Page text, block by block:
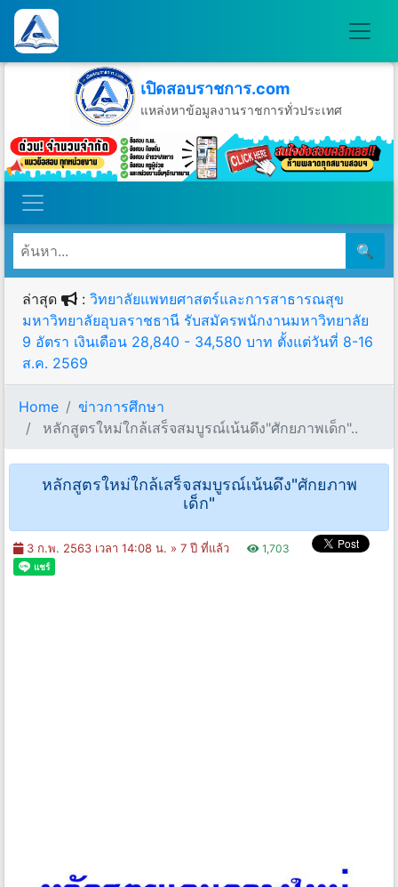
เปิดสอบราชการ.com
แหล่งหาข้อมูลงานราชการทั่วประเทศ
วันเสาร์ที่ 8 เดือนสิงหาคม พ.ศ.2569
🔍
ล่าสุด : วิทยาลัยแพทยศาสตร์และการสาธารณสุข
มหาวิทยาลัยอุบลราชธานี รับสมัครพนักงานมหาวิทยาลัย
9 อัตรา เงินเดือน 28,840 - 34,580 บาท ตั้งแต่วันที่ 8-16
ส.ค. 2569
Home
ข่าวการศึกษา
หลักสูตรใหม่ใกล้เสร็จสมบูรณ์เน้นดึง"ศักยภาพเด็ก"..
หลักสูตรใหม่ใกล้เสร็จสมบูรณ์เน้นดึง"ศักยภาพ
เด็ก"
3 ก.พ. 2563 เวลา 14:08 น. » 7 ปี ที่แล้ว 1,703